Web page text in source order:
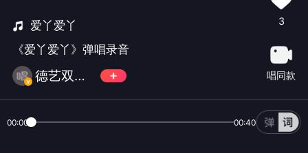
爱丫爱丫
《爱丫爱丫》弹唱录音
德艺双馨的王晓炜
3
唱同款
00:00 00:40